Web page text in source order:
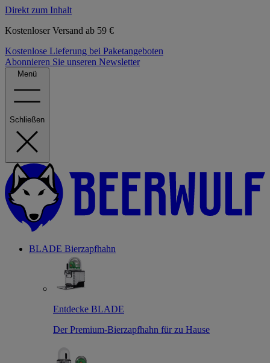
Direkt zum Inhalt
Kostenloser Versand ab 59 €
Kostenlose Lieferung bei Paketangeboten
Abonnieren Sie unseren Newsletter
Menü
Schließen
BLADE Bierzapfhahn
Entdecke BLADE
Der Premium-Bierzapfhahn für zu Hause